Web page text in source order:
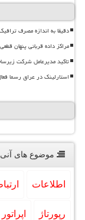
دقیقا به اندازه مصرف
مراکز داده قربانی پنهان
تاکید مدیرعامل شرکت
استارلینک در عراق رسما
موضوع های
اطلاعات
رپورتاژ اپراتور